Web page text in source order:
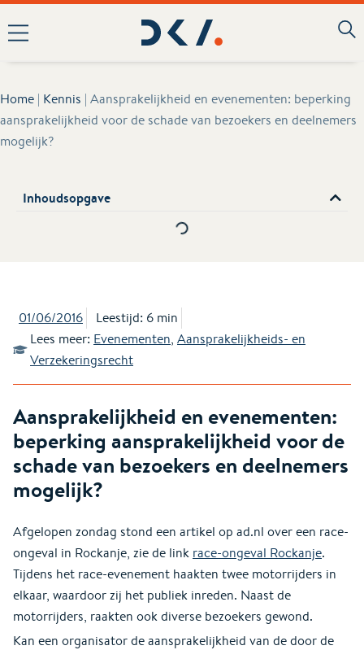
Home | Kennis | Aansprakelijkheid en evenementen: beperking
aansprakelijkheid voor de schade van bezoekers en deelnemers
mogelijk?
Inhoudsopgave
01/06/2016
Leestijd: 6 min
Lees meer: Evenementen, Aansprakelijkheids- en
Verzekeringsrecht
Aansprakelijkheid en evenementen:
beperking aansprakelijkheid voor de
schade van bezoekers en deelnemers
mogelijk?
Afgelopen zondag stond een artikel op ad.nl over een race-
ongeval in Rockanje, zie de link race-ongeval Rockanje.
Tijdens het race-evenement haakten twee motorrijders in
elkaar, waardoor zij het publiek inreden. Naast de
motorrijders, raakten ook diverse bezoekers gewond.
Kan een organisator de aansprakelijkheid van de door de